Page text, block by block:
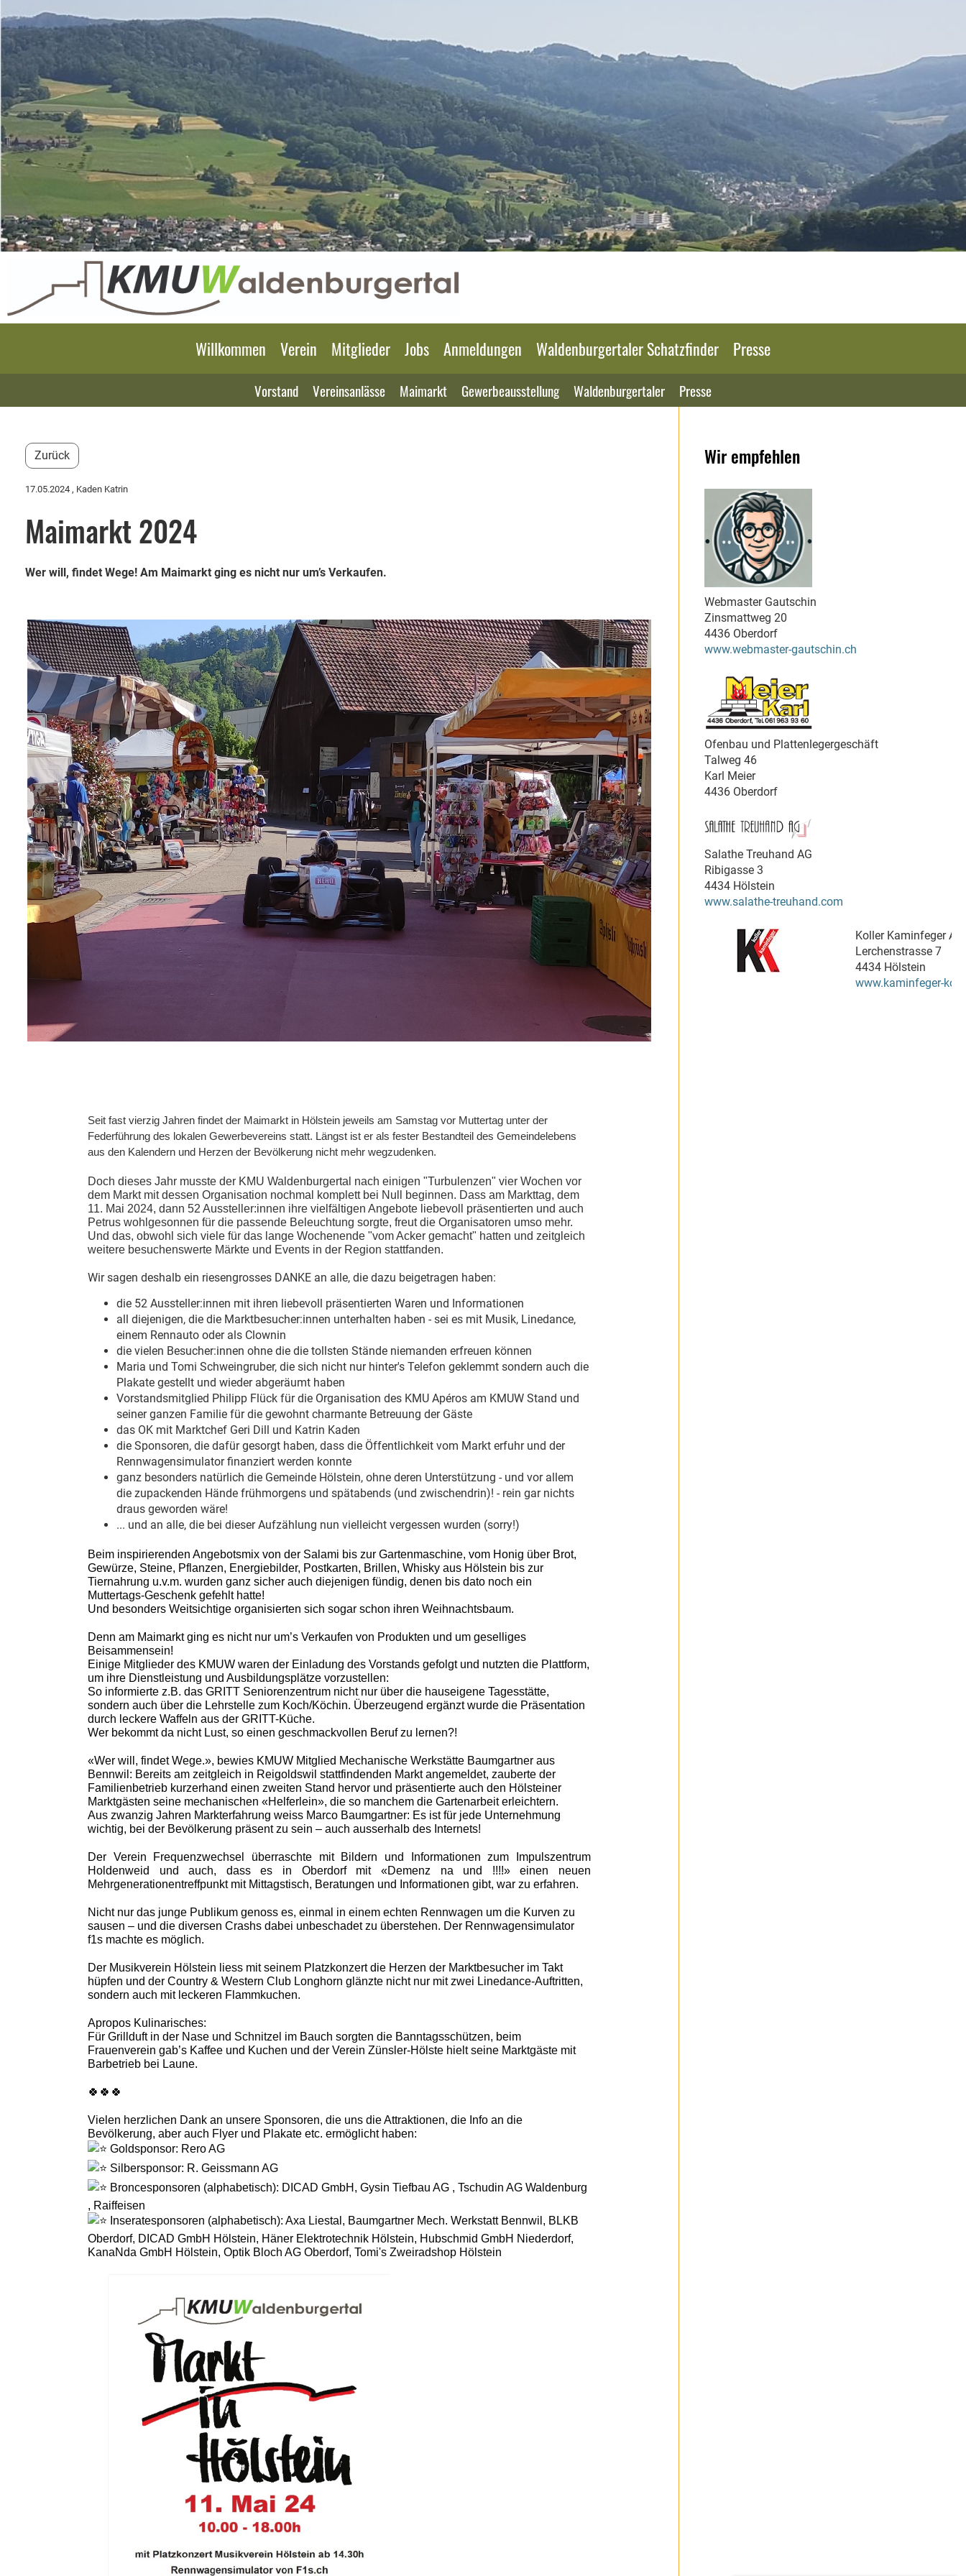
Willkommen Verein Mitglieder Jobs Anmeldungen Waldenburgertaler Schatzfinder Presse
Vorstand Vereinsanlässe Maimarkt Gewerbeausstellung Waldenburgertaler Presse
Zurück
17.05.2024 , Kaden Katrin
Maimarkt 2024
Wer will, findet Wege! Am Maimarkt ging es nicht nur um’s Verkaufen.
Seit fast vierzig Jahren findet der Maimarkt in Hölstein jeweils am Samstag vor Muttertag unter der
Federführung des lokalen Gewerbevereins statt. Längst ist er als fester Bestandteil des Gemeindelebens
aus den Kalendern und Herzen der Bevölkerung nicht mehr wegzudenken.
Doch dieses Jahr musste der KMU Waldenburgertal nach einigen "Turbulenzen" vier Wochen vor
dem Markt mit dessen Organisation nochmal komplett bei Null beginnen. Dass am Markttag, dem
11. Mai 2024, dann 52 Aussteller:innen ihre vielfältigen Angebote liebevoll präsentierten und auch
Petrus wohlgesonnen für die passende Beleuchtung sorgte, freut die Organisatoren umso mehr.
Und das, obwohl sich viele für das lange Wochenende "vom Acker gemacht" hatten und zeitgleich
weitere besuchenswerte Märkte und Events in der Region stattfanden.
Wir sagen deshalb ein riesengrosses DANKE an alle, die dazu beigetragen haben:
die 52 Aussteller:innen mit ihren liebevoll präsentierten Waren und Informationen
all diejenigen, die die Marktbesucher:innen unterhalten haben - sei es mit Musik, Linedance,
einem Rennauto oder als Clownin
die vielen Besucher:innen ohne die die tollsten Stände niemanden erfreuen können
Maria und Tomi Schweingruber, die sich nicht nur hinter's Telefon geklemmt sondern auch die
Plakate gestellt und wieder abgeräumt haben
Vorstandsmitglied Philipp Flück für die Organisation des KMU Apéros am KMUW Stand und
seiner ganzen Familie für die gewohnt charmante Betreuung der Gäste
das OK mit Marktchef Geri Dill und Katrin Kaden
die Sponsoren, die dafür gesorgt haben, dass die Öffentlichkeit vom Markt erfuhr und der
Rennwagensimulator finanziert werden konnte
ganz besonders natürlich die Gemeinde Hölstein, ohne deren Unterstützung - und vor allem
die zupackenden Hände frühmorgens und spätabends (und zwischendrin)! - rein gar nichts
draus geworden wäre!
... und an alle, die bei dieser Aufzählung nun vielleicht vergessen wurden (sorry!)
Beim inspirierenden Angebotsmix von der Salami bis zur Gartenmaschine, vom Honig über Brot,
Gewürze, Steine, Pflanzen, Energiebilder, Postkarten, Brillen, Whisky aus Hölstein bis zur
Tiernahrung u.v.m. wurden ganz sicher auch diejenigen fündig, denen bis dato noch ein
Muttertags-Geschenk gefehlt hatte!
Und besonders Weitsichtige organisierten sich sogar schon ihren Weihnachtsbaum.
Denn am Maimarkt ging es nicht nur um’s Verkaufen von Produkten und um geselliges
Beisammensein!
Einige Mitglieder des KMUW waren der Einladung des Vorstands gefolgt und nutzten die Plattform,
um ihre Dienstleistung und Ausbildungsplätze vorzustellen:
So informierte z.B. das GRITT Seniorenzentrum nicht nur über die hauseigene Tagesstätte,
sondern auch über die Lehrstelle zum Koch/Köchin. Überzeugend ergänzt wurde die Präsentation
durch leckere Waffeln aus der GRITT-Küche.
Wer bekommt da nicht Lust, so einen geschmackvollen Beruf zu lernen?!
«Wer will, findet Wege.», bewies KMUW Mitglied Mechanische Werkstätte Baumgartner aus
Bennwil: Bereits am zeitgleich in Reigoldswil stattfindenden Markt angemeldet, zauberte der
Familienbetrieb kurzerhand einen zweiten Stand hervor und präsentierte auch den Hölsteiner
Marktgästen seine mechanischen «Helferlein», die so manchem die Gartenarbeit erleichtern.
Aus zwanzig Jahren Markterfahrung weiss Marco Baumgartner: Es ist für jede Unternehmung
wichtig, bei der Bevölkerung präsent zu sein – auch ausserhalb des Internets!
Der Verein Frequenzwechsel überraschte mit Bildern und Informationen zum Impulszentrum
Holdenweid und auch, dass es in Oberdorf mit «Demenz na und !!!!» einen neuen
Mehrgenerationentreffpunkt mit Mittagstisch, Beratungen und Informationen gibt, war zu erfahren.
Nicht nur das junge Publikum genoss es, einmal in einem echten Rennwagen um die Kurven zu
sausen – und die diversen Crashs dabei unbeschadet zu überstehen. Der Rennwagensimulator
f1s machte es möglich.
Der Musikverein Hölstein liess mit seinem Platzkonzert die Herzen der Marktbesucher im Takt
hüpfen und der Country & Western Club Longhorn glänzte nicht nur mit zwei Linedance-Auftritten,
sondern auch mit leckeren Flammkuchen.
Apropos Kulinarisches:
Für Grillduft in der Nase und Schnitzel im Bauch sorgten die Banntagsschützen, beim
Frauenverein gab’s Kaffee und Kuchen und der Verein Zünsler-Hölste hielt seine Marktgäste mit
Barbetrieb bei Laune.
🍀🍀🍀
Vielen herzlichen Dank an unsere Sponsoren, die uns die Attraktionen, die Info an die
Bevölkerung, aber auch Flyer und Plakate etc. ermöglicht haben:
Goldsponsor: Rero AG
Silbersponsor: R. Geissmann AG
Broncesponsoren (alphabetisch): DICAD GmbH, Gysin Tiefbau AG , Tschudin AG Waldenburg
, Raiffeisen
Inseratesponsoren (alphabetisch): Axa Liestal, Baumgartner Mech. Werkstatt Bennwil, BLKB
Oberdorf, DICAD GmbH Hölstein, Häner Elektrotechnik Hölstein, Hubschmid GmbH Niederdorf,
KanaNda GmbH Hölstein, Optik Bloch AG Oberdorf, Tomi's Zweiradshop Hölstein
Wir empfehlen
Webmaster Gautschin
Zinsmattweg 20
4436 Oberdorf
www.webmaster-gautschin.ch
Ofenbau und Plattenlegergeschäft
Talweg 46
Karl Meier
4436 Oberdorf
Salathe Treuhand AG
Ribigasse 3
4434 Hölstein
www.salathe-treuhand.com
Koller Kaminfeger AG
Lerchenstrasse 7
4434 Hölstein
www.kaminfeger-